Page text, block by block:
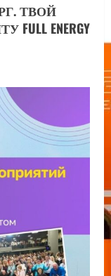
ТВОЙ
ENERGY